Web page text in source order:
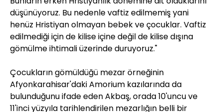
düşünüyoruz. Bu nedenle vaftiz edilmemiş yani
henüz Hristiyan olmayan bebek ve çocuklar. Vaftiz
edilmediği için de kilise içine değil de kilise dışına
gömülme ihtimali üzerinde duruyoruz."
Çocukların gömüldüğü mezar örneğinin
Afyonkarahisar'daki Amorium kazılarında da
bulunduğunu ifade eden Akbaş, orada 10'uncu ve
11'inci yüzyıla tarihlendirilen mezarlığın belli bir